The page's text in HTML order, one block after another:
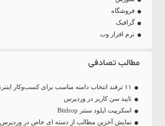
فروشگاه
گرافیک
نرم افزار وب
مطالب تصادفی
۱۱ ترفند انتخاب دامنه مناسب برای کسب‌و‌کار اینترنتی شما
تایید سن کاربر در وردپرس
اسکریپت اپلود سنتر Bitdrop
نمایش آخرین مطالب از دسته ای خاص در وردپرس